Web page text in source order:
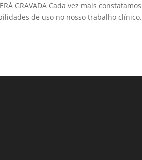
GRAVADA Cada vez mais constatamos
de uso no nosso trabalho clínico.